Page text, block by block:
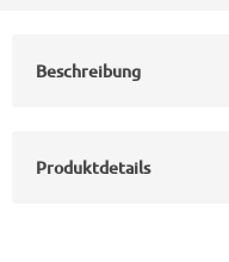
Beschreibung
Produktdetails